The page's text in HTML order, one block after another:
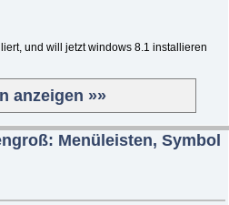
und will jetzt windows 8.1 installieren
anzeigen »»
Menüleisten, Symbol